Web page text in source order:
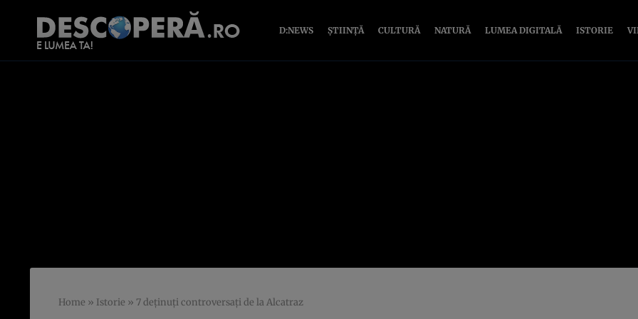
D:NEWS ȘTIINȚĂ CULTURĂ NATURĂ LUMEA DIGITALĂ ISTORIE
Home » Istorie » 7 deținuți controversați de la Alcatraz